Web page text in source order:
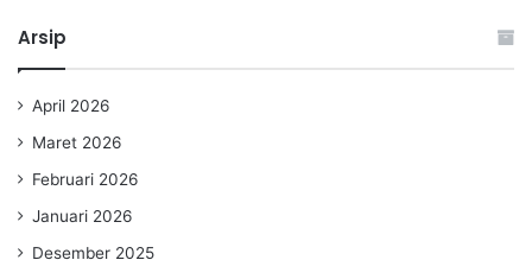
Arsip
April 2026
Maret 2026
Februari 2026
Januari 2026
Desember 2025